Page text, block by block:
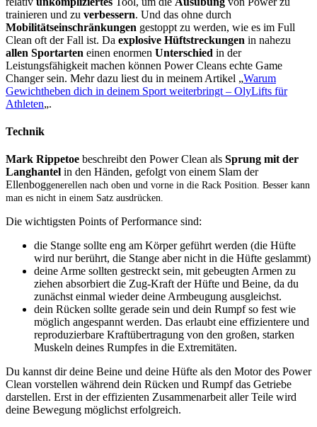
trainieren und zu verbessern. Und das ohne durch
Mobilitätseinschränkungen gestoppt zu werden, wie es im Full
Clean oft der Fall ist. Da explosive Hüftstreckungen in nahezu
allen Sportarten einen enormen Unterschied in der
Leistungsfähigkeit machen können Power Cleans echte Game
Changer sein. Mehr dazu liest du in meinem Artikel „Warum
Gewichtheben dich in deinem Sport weiterbringt – OlyLifts für
Athleten„.
Technik
Mark Rippetoe beschreibt den Power Clean als Sprung mit der
Langhantel in den Händen, gefolgt von einem Slam der
Ellenboggenerellen nach oben und vorne in die Rack Position. Besser kann
man es nicht in einem Satz ausdrücken.
Die wichtigsten Points of Performance sind:
die Stange sollte eng am Körper geführt werden (die Hüfte
wird nur berührt, die Stange aber nicht in die Hüfte geslammt)
deine Arme sollten gestreckt sein, mit gebeugten Armen zu
ziehen absorbiert die Zug-Kraft der Hüfte und Beine, da du
zunächst einmal wieder deine Armbeugung ausgleichst.
dein Rücken sollte gerade sein und dein Rumpf so fest wie
möglich angespannt werden. Das erlaubt eine effizientere und
reproduzierbare Kraftübertragung von den großen, starken
Muskeln deines Rumpfes in die Extremitäten.
Du kannst dir deine Beine und deine Hüfte als den Motor des Power
Clean vorstellen während dein Rücken und Rumpf das Getriebe
darstellen. Erst in der effizienten Zusammenarbeit aller Teile wird
deine Bewegung möglichst erfolgreich.